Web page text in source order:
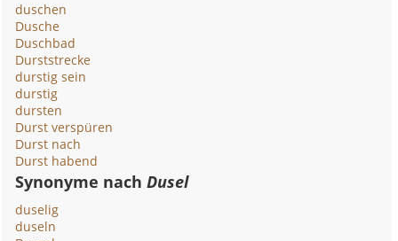
duschen
Dusche
Duschbad
Durststrecke
durstig sein
durstig
dursten
Durst verspüren
Durst nach
Durst habend
Synonyme nachDusel
duselig
duseln